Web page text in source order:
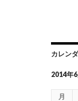
カレン
2014年
月